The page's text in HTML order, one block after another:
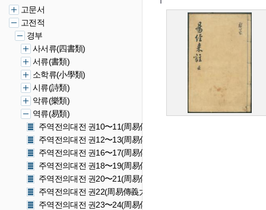
고문서
고전적
경부
사서류(四書類)
서류(書類)
소학류(小學類)
시류(詩類)
악류(樂類)
역류(易類)
주역전의대전 권10〜11(周易傳義大全 卷十〜十日)
주역전의대전 권12〜13(周易傳義大全 卷十二〜十三)
주역전의대전 권16〜17(周易傳義大全 卷十六〜十七)
주역전의대전 권18〜19(周易傳義大全 卷十八〜十九)
주역전의대전 권20〜21(周易傳義大全 卷二十〜二十一)
주역전의대전 권22(周易傳義大全 卷二十二)
주역전의대전 권23〜24(周易傳義大全 卷二十三〜二十四)